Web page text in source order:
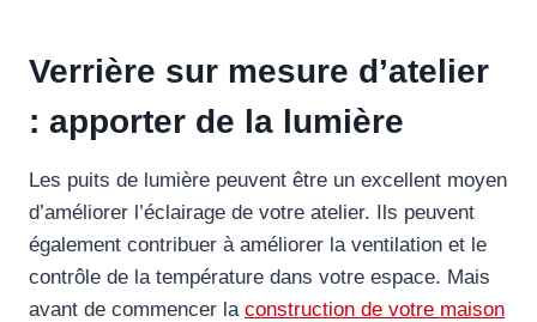
Verrière sur mesure d’atelier
: apporter de la lumière
Les puits de lumière peuvent être un excellent moyen
d’améliorer l’éclairage de votre atelier. Ils peuvent
également contribuer à améliorer la ventilation et le
contrôle de la température dans votre espace. Mais
avant de commencer la construction de votre maison